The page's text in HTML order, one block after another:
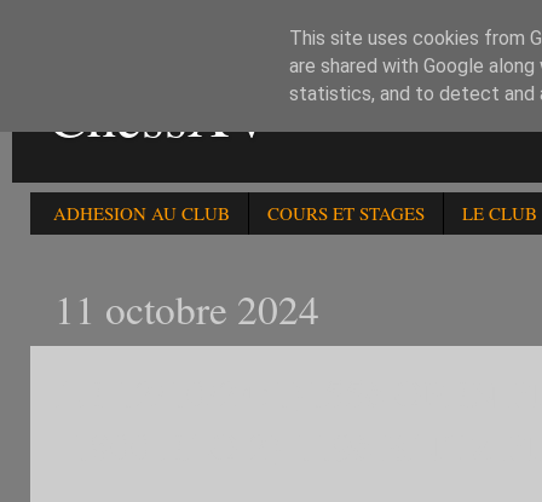
ChessXV
ADHESION AU CLUB COURS ET STAGES LE CLUB
11 octobre 2024
This site uses cookies from
are shared with Google
statistics, and to detect and